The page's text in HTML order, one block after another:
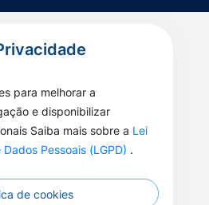
para melhorar a
e disponibilizar
Saiba mais sobre a Lei
Pessoais (LGPD) .
de cookies